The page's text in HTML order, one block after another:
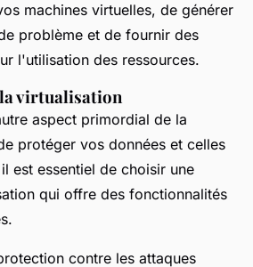
machines virtuelles, de générer
problème et de fournir des
l'utilisation des ressources.
virtualisation
aspect primordial de la
protéger vos données et celles
est essentiel de choisir une
qui offre des fonctionnalités
contre les attaques